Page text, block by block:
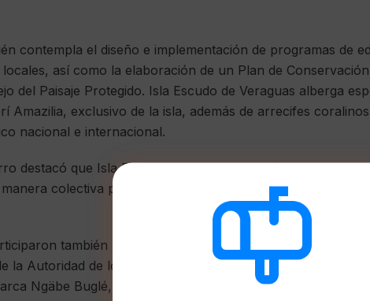
contempla el diseño e implementación de programas de
locales, así como la elaboración de un Plan de
del Paisaje Protegido. Isla Escudo de Veraguas alberga
Amazilia, exclusivo de la isla, además de arrecifes
nacional e internacional.
destacó que Isla Escudo de Veraguas Degó es un
colectiva por el Estado, MiAMBIENTE, las
también los tres diputados de Bocas del Toro y de
la Autoridad de los Recursos Acuáticos de Panamá
Ngäbe Buglé, con el fin de articular acciones